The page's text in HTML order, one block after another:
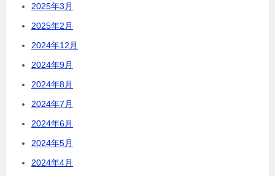
2025年3月
2025年2月
2024年12月
2024年9月
2024年8月
2024年7月
2024年6月
2024年5月
2024年4月